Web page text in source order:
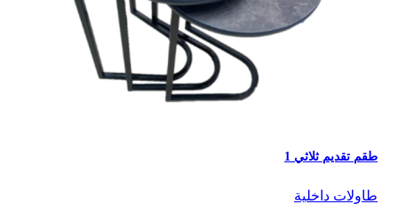
طقم تقديم ثلاثي 1
⁠طاولات داخلية